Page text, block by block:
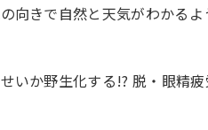
向きで自然と天気がわかる
いか野生化する!? 脱・眼精疲